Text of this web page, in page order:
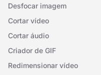
Desfocar imagem
Cortar vídeo
Cortar áudio
Criador de GIF
Redimensionar vídeo